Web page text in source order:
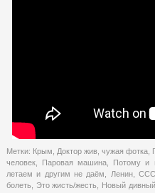
Метки: Крым Доктор жив чужая фотка
человек
Паровая машина Потому и
летаем и другим не даём
Ленин,
болеть
Это жисть/жесть Новый